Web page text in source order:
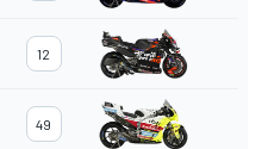
12
49